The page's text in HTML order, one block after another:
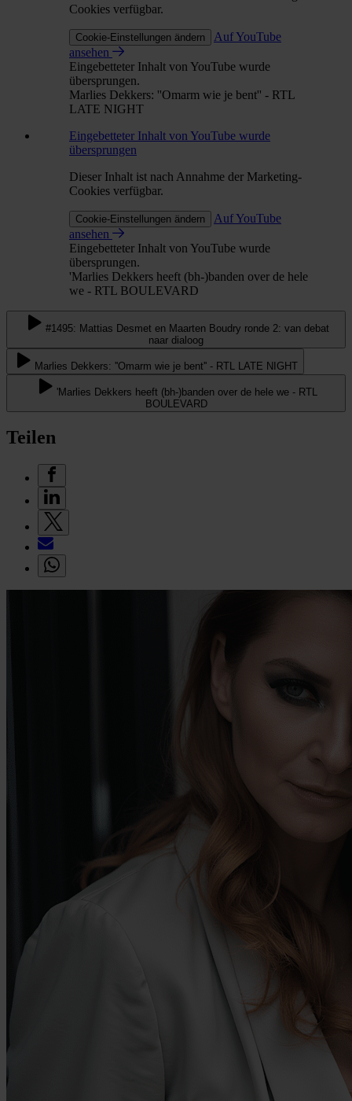
Cookies verfügbar.
Cookie-Einstellungen ändern
Auf YouTube
ansehen
Eingebetteter Inhalt von YouTube wurde
übersprungen.
Marlies Dekkers: ''Omarm wie je bent'' - RTL
LATE NIGHT
Eingebetteter Inhalt von YouTube wurde
übersprungen
Dieser Inhalt ist nach Annahme der Marketing-
Cookies verfügbar.
Cookie-Einstellungen ändern
Auf YouTube
ansehen
Eingebetteter Inhalt von YouTube wurde
übersprungen.
'Marlies Dekkers heeft (bh-)banden over de hele
we - RTL BOULEVARD
#1495: Mattias Desmet en Maarten Boudry ronde 2: van debat
naar dialoog
Marlies Dekkers: ''Omarm wie je bent'' - RTL LATE NIGHT
'Marlies Dekkers heeft (bh-)banden over de hele we - RTL
BOULEVARD
Teilen